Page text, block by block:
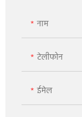
नाम
टेलीफोन
ईमेल